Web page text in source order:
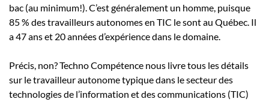
bac (au minimum!). C’est généralement un homme, puisque
85 % des travailleurs autonomes en TIC le sont au Québec. Il
a 47 ans et 20 années d’expérience dans le domaine.
Précis, non? Techno Compétence nous livre tous les détails
sur le travailleur autonome typique dans le secteur des
technologies de l’information et des communications (TIC)